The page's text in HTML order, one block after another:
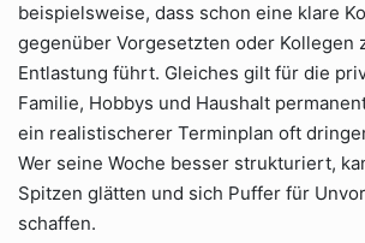
beispielsweise, dass schon eine klare
gegenüber Vorgesetzten oder Kollegen
Entlastung führt. Gleiches gilt für die
Familie, Hobbys und Haushalt
ein realistischerer Terminplan oft
Wer seine Woche besser strukturiert,
Spitzen glätten und sich Puffer für
schaffen.